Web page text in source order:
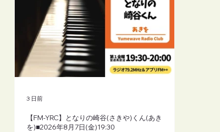
【FM-YRC】となりの崎谷(さきや)くん(あき
を)■2026年8月7日(金)19:30
3 日前